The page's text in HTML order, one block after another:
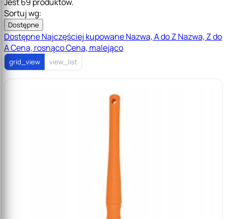
Sortuj wg:
Dostępne
DostępneNajczęściej kupowaneNazwa, A do Z Nazwa, Z do
ACena, rosnącoCena, malejąco
grid_view view_list